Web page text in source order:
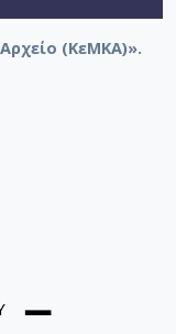
(ΚεΜΚΑ)».